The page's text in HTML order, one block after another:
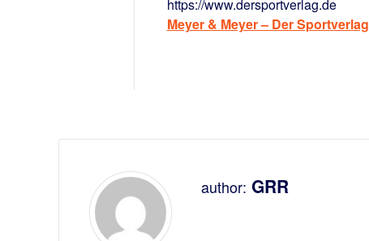
https://www.dersportverlag.de
Meyer & Meyer – Der Sportverlag
author: GRR